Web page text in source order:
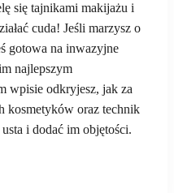
się tajnikami makijażu i
cuda! Jeśli marzysz o
gotowa na inwazyjne
najlepszym
wpisie odkryjesz, jak za
kosmetyków oraz technik
i dodać im objętości.